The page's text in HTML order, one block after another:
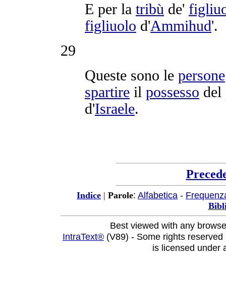
E per la tribù de'
figliuolo d'Ammihud'.
29
Queste sono le persone
spartire il possesso del
d'Israele.
Indice | Parole: Alfabetica -
Best viewed with any
IntraText® (V89) - Some rights
is licensed under